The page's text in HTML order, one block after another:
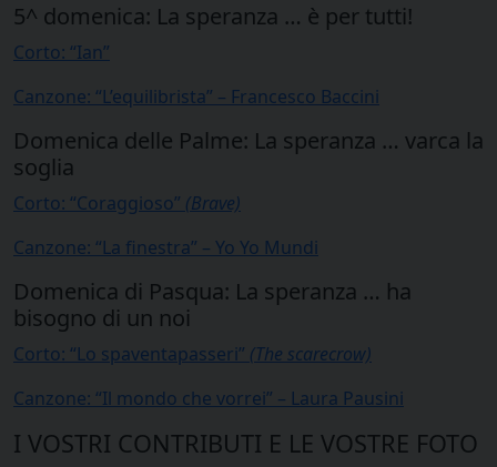
5^ domenica: La speranza … è per tutti!
Corto: “Ian”
Canzone: “L’equilibrista” – Francesco Baccini
Domenica delle Palme: La speranza … varca la
soglia
Corto: “Coraggioso” (Brave)
Canzone: “La finestra” – Yo Yo Mundi
Domenica di Pasqua: La speranza … ha
bisogno di un noi
Corto: “Lo spaventapasseri” (The scarecrow)
Canzone: “Il mondo che vorrei” – Laura Pausini
I VOSTRI CONTRIBUTI E LE VOSTRE FOTO